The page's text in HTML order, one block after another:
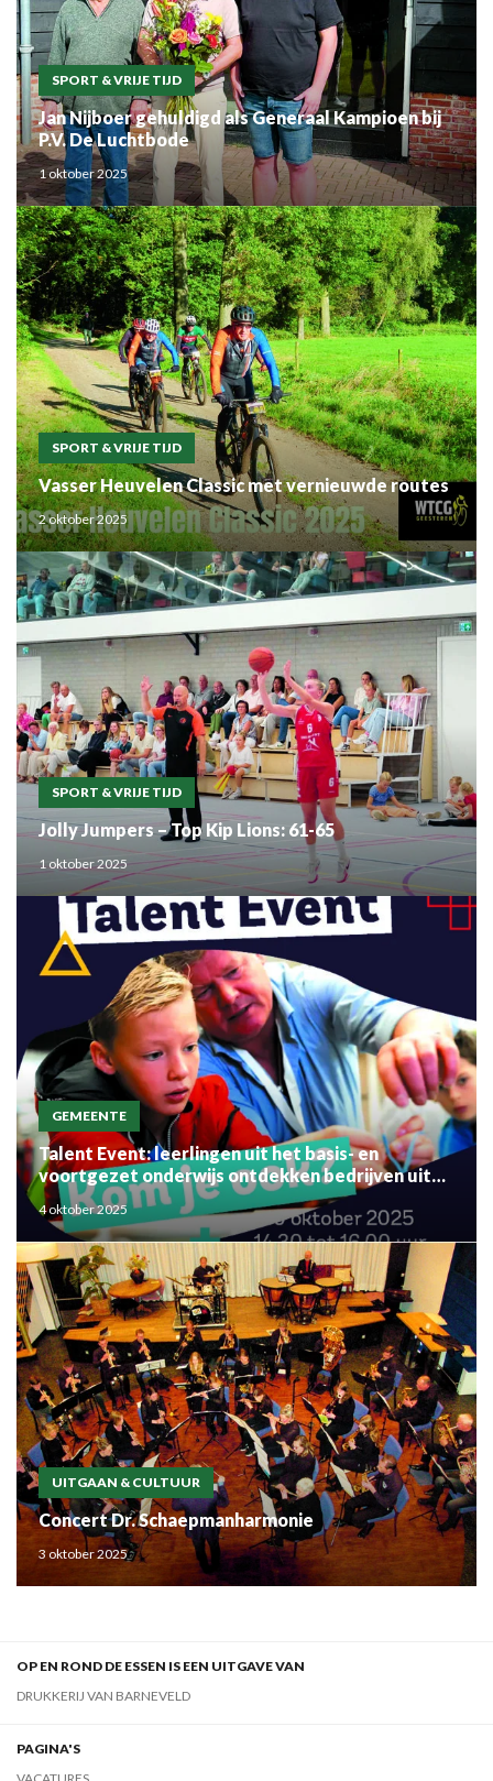
SPORT & VRIJE TIJD
Jan Nijboer gehuldigd als Generaal Kampioen bij
P.V. De Luchtbode
1 oktober 2025
SPORT & VRIJE TIJD
Vasser Heuvelen Classic met vernieuwde routes
2 oktober 2025
SPORT & VRIJE TIJD
Jolly Jumpers – Top Kip Lions: 61-65
1 oktober 2025
GEMEENTE
Talent Event: leerlingen uit het basis- en
voortgezet onderwijs ontdekken bedrijven uit
de regio
4 oktober 2025
UITGAAN & CULTUUR
Concert Dr. Schaepmanharmonie
3 oktober 2025
OP EN ROND DE ESSEN IS EEN UITGAVE VAN
DRUKKERIJ VAN BARNEVELD
PAGINA'S